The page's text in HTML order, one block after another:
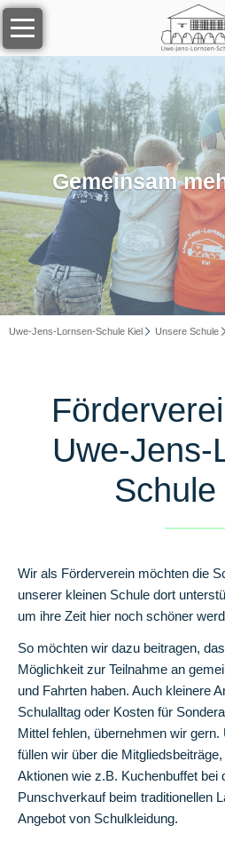
Gemeinsam
Navigation
überspringen
Home
Unsere
Schule
Das
Team
Kollegium
Sekretariat
Schulsozialarbeit
Förderverein
Elternbeirat
Schulgeschichte
Schulprofil
Interne
Fachcurricula
Fächerkanon
Mit
dem
Rad
in
Uwe-Jens-Lornsen-Schule Kiel Unsere Schule
Uwe-Jens-
Schule
Wir als Förderverein möchten die
unserer kleinen Schule dort
um ihre Zeit hier noch schöner
So möchten wir dazu beitragen,
Möglichkeit zur Teilnahme an
und Fahrten haben. Auch kleinere
Schulalltag oder Kosten für
Mittel fehlen, übernehmen wir gern.
füllen wir über die
Aktionen wie z.B. Kuchenbuffet bei
Punschverkauf beim traditionellen
Angebot von Schulkleidung.